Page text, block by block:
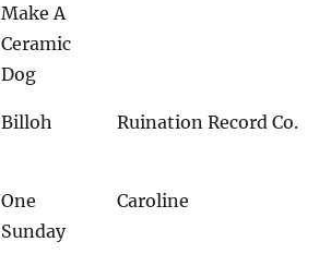
Make A
Ceramic
Dog
Billoh Ruination Record Co.
One
Sunday
Caroline